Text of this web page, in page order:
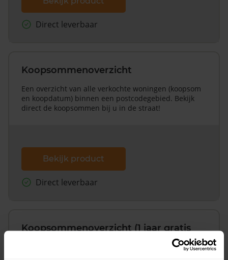
Direct leverbaar
Koopsommenoverzicht
Een overzicht van alle verkochte woningen (koopsom
en koopdatum) binnen een postcodegebied. Bekijk
direct de koopsommen bij u in de straat!
Bekijk product
Direct leverbaar
Koopsommenoverzicht (1 jaar gratis